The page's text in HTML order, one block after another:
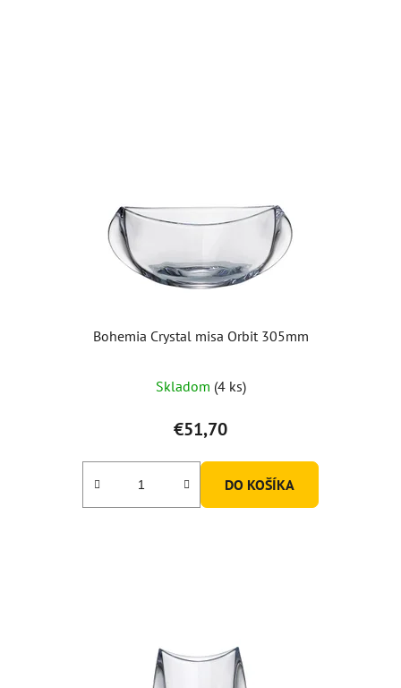
Bohemia Crystal misa Orbit 305mm
hodnotenie
produktu
je
5,0
Skladom (4 ks)
€51,70
DO KOŠÍKA